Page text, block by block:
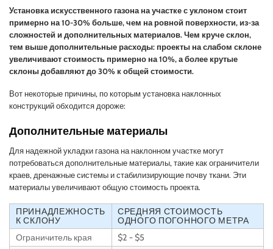
Установка искусственного газона на участке с уклоном стоит
примерно на 10-30% больше, чем на ровной поверхности, из-за
сложностей и дополнительных материалов. Чем круче склон,
тем выше дополнительные расходы: проекты на слабом склоне
увеличивают стоимость примерно на 10%, а более крутые
склоны добавляют до 30% к общей стоимости.
Вот некоторые причины, по которым установка наклонных
конструкций обходится дороже:
Дополнительные материалы
Для надежной укладки газона на наклонном участке могут
потребоваться дополнительные материалы, такие как ограничители
краев, дренажные системы и стабилизирующие почву ткани. Эти
материалы увеличивают общую стоимость проекта.
ПРИНАДЛЕЖНОСТЬ
К СКЛОНУ
СРЕДНЯЯ СТОИМОСТЬ
ОДНОГО ПОГОННОГО МЕТРА
Ограничитель края
$2 - $5